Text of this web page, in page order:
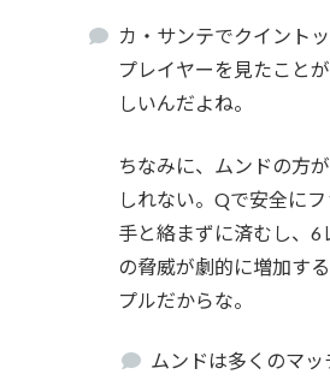
カ・サンテでクイント
プレイヤーを見たこと
しいんだよね。
ちなみに、ムンドの方
しれない。Qで安全に
手と絡まずに済むし、6
の脅威が劇的に増加す
プルだからな。
ムンドは多くのマ